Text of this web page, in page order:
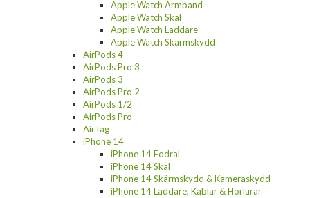
Apple Watch Armband
Apple Watch Skal
Apple Watch Laddare
Apple Watch Skärmskydd
AirPods 4
AirPods Pro 3
AirPods 3
AirPods Pro 2
AirPods 1/2
AirPods Pro
AirTag
iPhone 14
iPhone 14 Fodral
iPhone 14 Skal
iPhone 14 Skärmskydd & Kameraskydd
iPhone 14 Laddare, Kablar & Hörlurar